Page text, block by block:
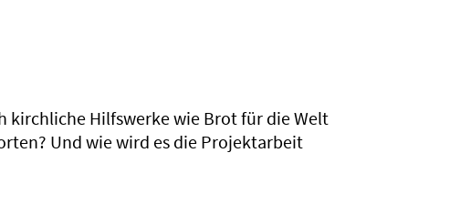
kirchliche Hilfswerke wie Brot für die Welt
Und wie wird es die Projektarbeit